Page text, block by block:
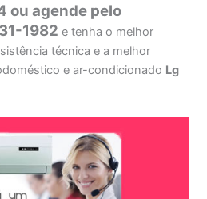
ou agende pelo
1982 e tenha o melhor
técnica e a melhor
e ar-condicionado Lg